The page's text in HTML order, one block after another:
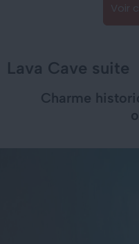
Voir
Lava Cave suite
Charme